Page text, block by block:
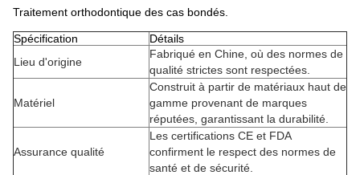
Traitement orthodontique des cas bondés.
Spécification
Détails
Lieu d'origine
Fabriqué en Chine, où des normes de
qualité strictes sont respectées.
Matériel
Construit à partir de matériaux haut de
gamme provenant de marques
réputées, garantissant la durabilité.
Assurance qualité
Les certifications CE et FDA
confirment le respect des normes de
santé et de sécurité.